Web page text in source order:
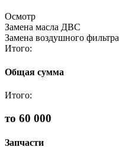
Осмотр
Замена масла ДВС
Замена воздушного фильтра
Итого:
Общая сумма
Итого:
то 60 000
Запчасти